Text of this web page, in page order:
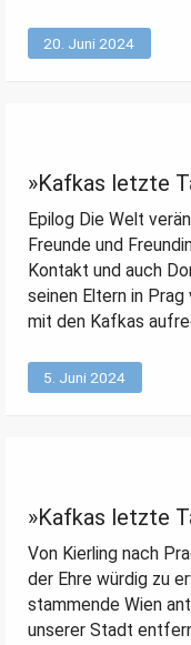
20. Juni 2024
»Kafkas letzte
Epilog Die Welt
Freunde und
Kontakt und auch
seinen Eltern in
mit den Kafkas
5. Juni 2024
»Kafkas letzte
Von Kierling nach
der Ehre würdig zu
stammende Wien
unserer Stadt